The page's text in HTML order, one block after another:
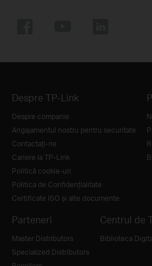
Despre TP-Link
Despre companie
Angajamentul nostru pentru securitate
Contactați-ne
Cariere la TP-Link
Politică cookie-uri
Politica de Confidențialitate
Certificate ISO și alte documente
Parteneri
Master Distributors
Specialized Distributors
Centrul de
Biblioteca